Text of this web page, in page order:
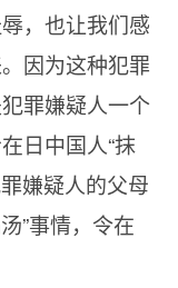
，也让我们感
因为这种犯罪
罪嫌疑人一个
日中国人“抹
嫌疑人的父母
”事情，令在